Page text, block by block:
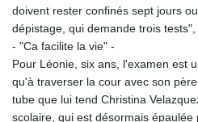
doivent rester confinés sept jours
dépistage, qui demande trois tests",
- "Ca facilite la vie" -
Pour Léonie, six ans, l'examen est
qu'à traverser la cour avec son
tube que lui tend Christina
scolaire, qui est désormais épaulée